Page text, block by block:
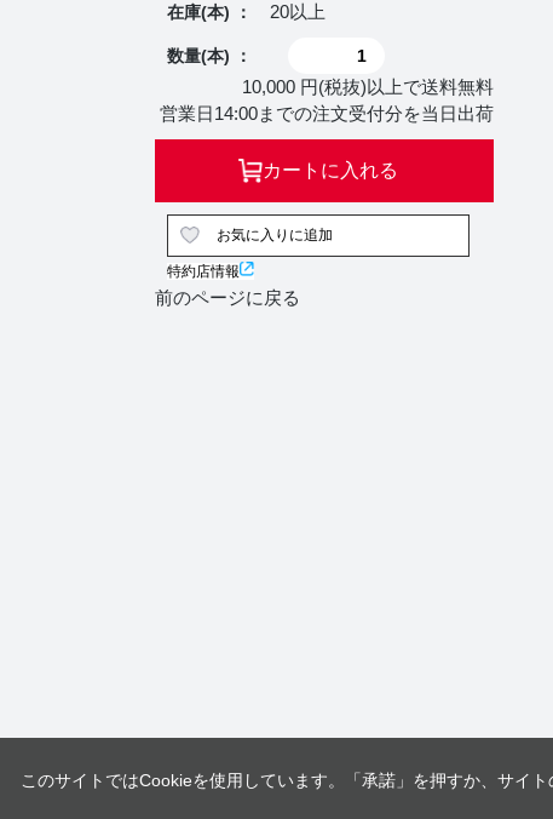
在庫(本) ： 20以上
数量(本) ：
10,000 円(税抜)以上で送料無料
営業日14:00までの注文受付分を当日出荷
カートに入れる
お気に入りに追加
特約店情報
前のページに戻る
このサイトではCookieを使用しています。「承諾」を押すか、サイ